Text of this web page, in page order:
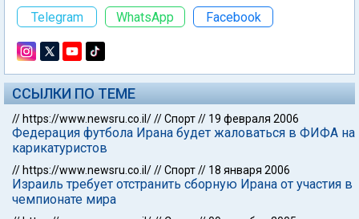
Telegram
WhatsApp Facebook
ССЫЛКИ ПО ТЕМЕ
// https://www.newsru.co.il///Спорт// 19 февраля 2006
Федерация футбола Ирана будет жаловаться в ФИФА на
карикатуристов
// https://www.newsru.co.il///Спорт// 18 января 2006
Израиль требует отстранить сборную Ирана от участия в
чемпионате мира